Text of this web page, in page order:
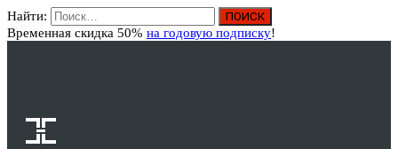
Найти:
Временная скидка 50% на годовую подписку!